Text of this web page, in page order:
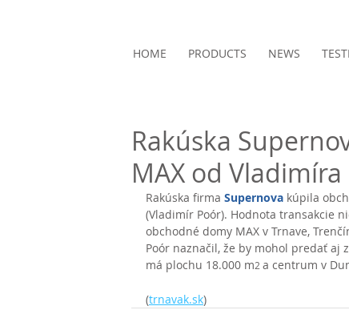
HOME
PRODUCTS NEWS
Rakúska
MAX od Vladimíra
Rakúska firma Supernova kúpila
(Vladimír Poór). Hodnota transakcie
obchodné domy MAX v Trnave,
Poór naznačil, že by mohol predať aj
má plochu 18.000 m2 a centrum v
(trnavak.sk)